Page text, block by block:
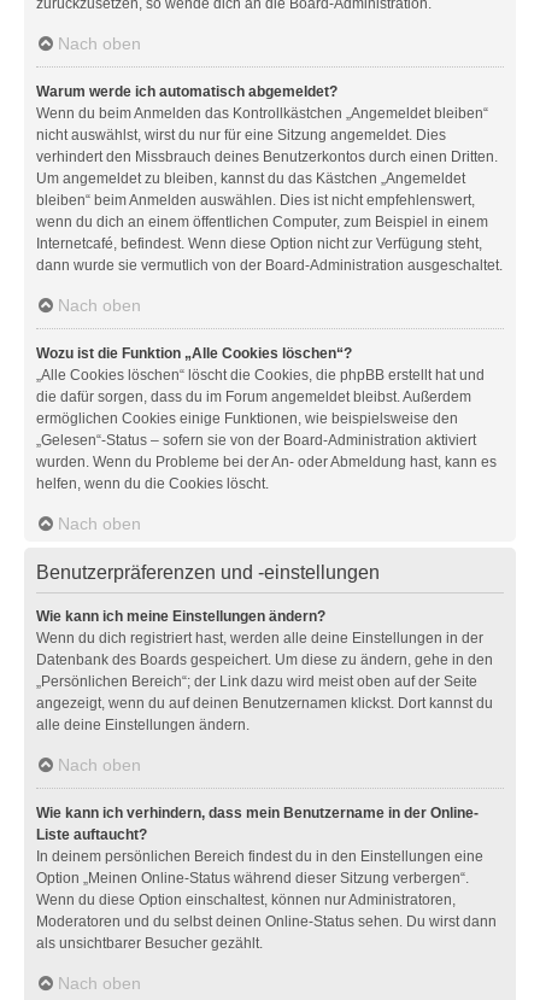
zurückzusetzen, so wende dich an die Board-Administration.
Nach oben
Warum werde ich automatisch abgemeldet?
Wenn du beim Anmelden das Kontrollkästchen „Angemeldet bleiben“
nicht auswählst, wirst du nur für eine Sitzung angemeldet. Dies
verhindert den Missbrauch deines Benutzerkontos durch einen Dritten.
Um angemeldet zu bleiben, kannst du das Kästchen „Angemeldet
bleiben“ beim Anmelden auswählen. Dies ist nicht empfehlenswert,
wenn du dich an einem öffentlichen Computer, zum Beispiel in einem
Internetcafé, befindest. Wenn diese Option nicht zur Verfügung steht,
dann wurde sie vermutlich von der Board-Administration ausgeschaltet.
Nach oben
Wozu ist die Funktion „Alle Cookies löschen“?
„Alle Cookies löschen“ löscht die Cookies, die phpBB erstellt hat und
die dafür sorgen, dass du im Forum angemeldet bleibst. Außerdem
ermöglichen Cookies einige Funktionen, wie beispielsweise den
„Gelesen“-Status – sofern sie von der Board-Administration aktiviert
wurden. Wenn du Probleme bei der An- oder Abmeldung hast, kann es
helfen, wenn du die Cookies löscht.
Nach oben
Benutzerpräferenzen und -einstellungen
Wie kann ich meine Einstellungen ändern?
Wenn du dich registriert hast, werden alle deine Einstellungen in der
Datenbank des Boards gespeichert. Um diese zu ändern, gehe in den
„Persönlichen Bereich“; der Link dazu wird meist oben auf der Seite
angezeigt, wenn du auf deinen Benutzernamen klickst. Dort kannst du
alle deine Einstellungen ändern.
Nach oben
Wie kann ich verhindern, dass mein Benutzername in der Online-
Liste auftaucht?
In deinem persönlichen Bereich findest du in den Einstellungen eine
Option „Meinen Online-Status während dieser Sitzung verbergen“.
Wenn du diese Option einschaltest, können nur Administratoren,
Moderatoren und du selbst deinen Online-Status sehen. Du wirst dann
als unsichtbarer Besucher gezählt.
Nach oben